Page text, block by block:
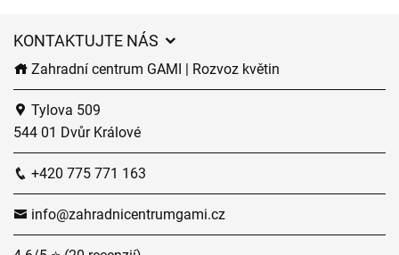
KONTAKTUJTE NÁS
Zahradní centrum GAMI | Rozvoz květin
Tylova 509
544 01 Dvůr Králové
+420 775 771 163
info@zahradnicentrumgami.cz